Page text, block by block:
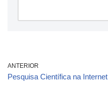
ANTERIOR
Pesquisa Científica na Internet